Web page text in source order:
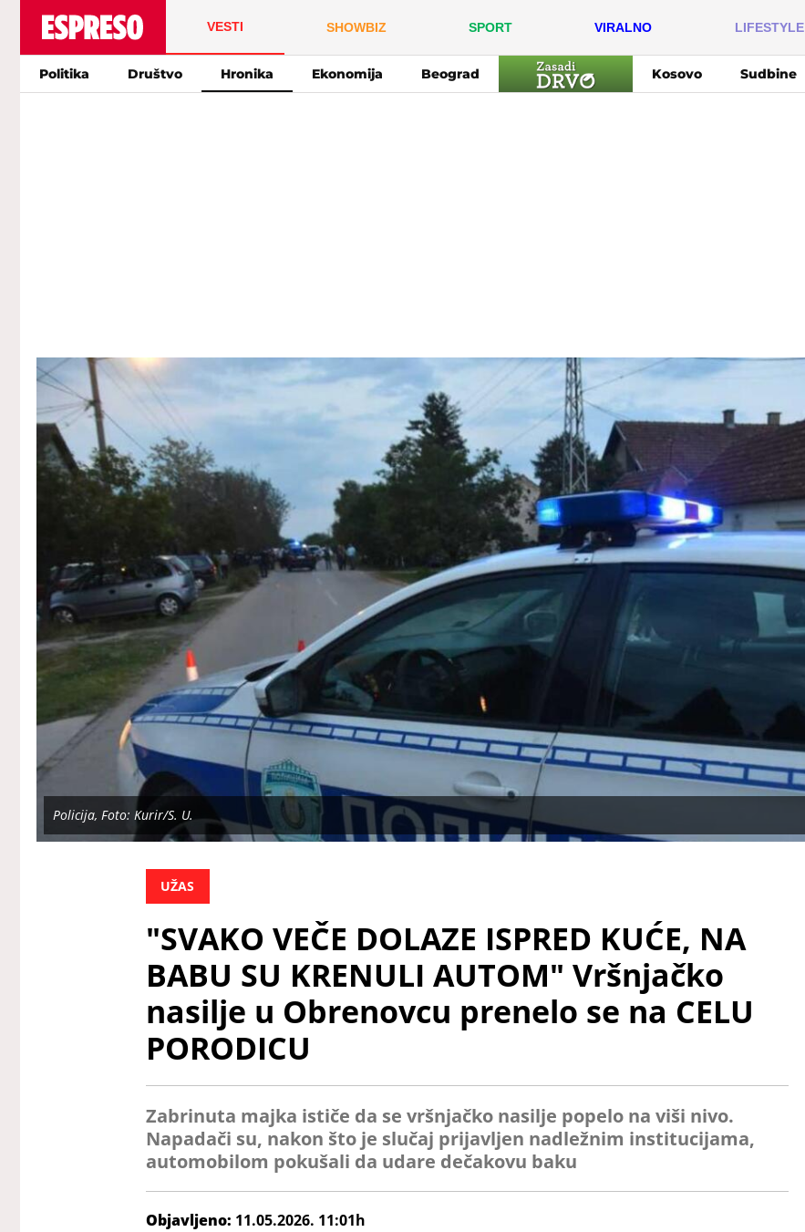
VESTI SHOWBIZ SPORT VIRALNO LIFESTYLE
Politika Društvo Hronika Ekonomija Beograd Kosovo Sudbine
Policija, Foto: Kurir/S. U.
UŽAS
"SVAKO VEČE DOLAZE ISPRED KUĆE, NA
BABU SU KRENULI AUTOM" Vršnjačko
nasilje u Obrenovcu prenelo se na CELU
PORODICU
Zabrinuta majka ističe da se vršnjačko nasilje popelo na viši nivo.
Napadači su, nakon što je slučaj prijavljen nadležnim institucijama,
automobilom pokušali da udare dečakovu baku
Objavljeno: 11.05.2026. 11:01h